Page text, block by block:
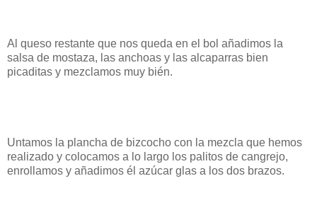
Al queso restante que nos queda en el bol añadimos la
salsa de mostaza, las anchoas y las alcaparras bien
picaditas y mezclamos muy bién.
Untamos la plancha de bizcocho con la mezcla que hemos
realizado y colocamos a lo largo los palitos de cangrejo,
enrollamos y añadimos él azúcar glas a los dos brazos.